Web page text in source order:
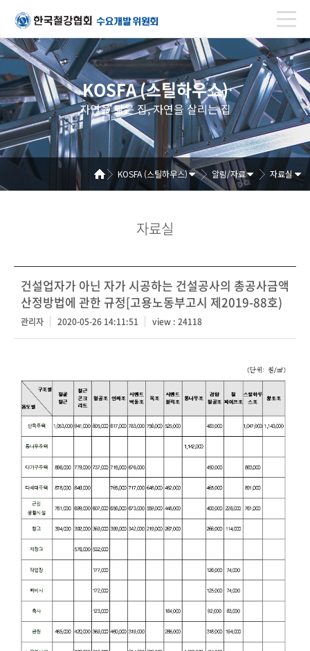
KOSFA (스틸하우스)
자연을 닮은 집, 자연을 살리는 집
KOSFA (스틸하우스) 알림/자료 자료실
자료실
건설업자가 아닌 자가 시공하는 건설공사의 총공사금액
산정방법에 관한 규정[고용노동부고시 제2019-88호)
관리자 2020-05-26 14:11:51 view : 24118